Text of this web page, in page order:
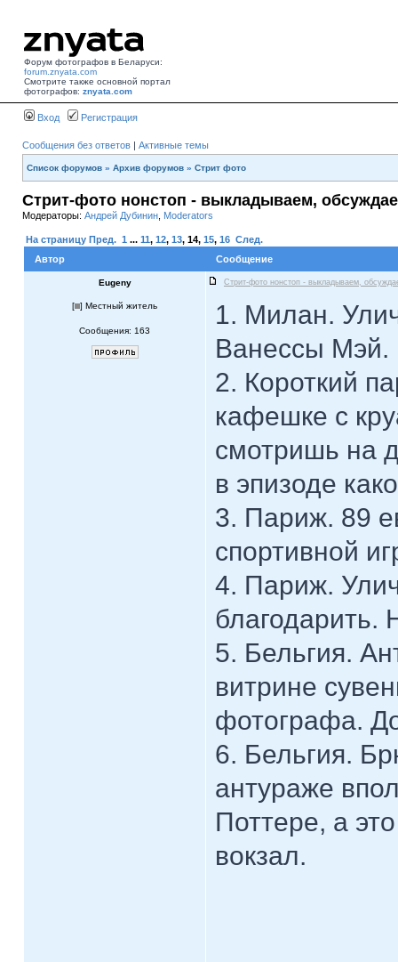
Форум фотографов в Беларуси:
forum.znyata.com
Смотрите также основной портал
фотографов: znyata.com
Вход Регистрация
Сообщения без ответов | Активные темы
Список форумов » Архив форумов » Стрит фото
Стрит-фото нонстоп - выкладываем,
Модераторы: Андрей Дубинин Moderators
На страницу Пред. 1 ... 11, 12, 13, 14, 15, 16 След.
Автор
Сообщение
Eugeny Стрит-фото нонстоп - выкладываем,
[ ] Местный житель
Сообщения: 163
1. Милан.
Ванессы Мэй.
2. Короткий
кафешке с
смотришь на
в эпизоде
3. Париж. 89
спортивной
4. Париж.
благодарить.
5. Бельгия.
витрине
фотографа.
6. Бельгия.
антураже
Поттере, а
вокзал.